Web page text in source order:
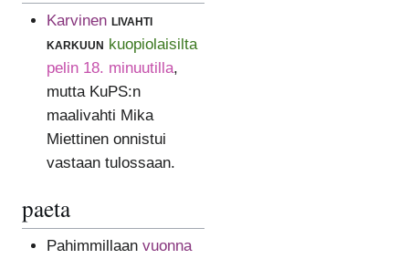
Karvinen livahti
karkuun kuopiolaisilta
pelin 18. minuutilla,
mutta KuPS:n
maalivahti Mika
Miettinen onnistui
vastaan tulossaan.
paeta
Pahimmillaan vuonna